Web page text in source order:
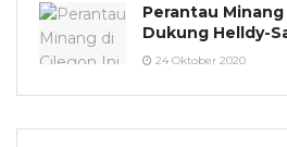
Perantau
Dukung Helldy-
24 Oktober 2020